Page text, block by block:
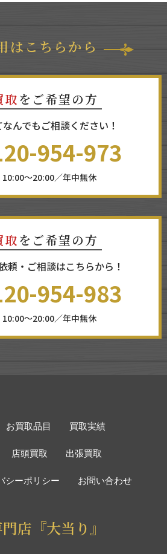
はこちらから
取 をご希望の方
んでもご相談ください！
954-973
10:00～20:00／年中無休
取 をご希望の方
頼・ご相談はこちらから！
954-983
10:00～20:00／年中無休
お買取品目 買取実績
店頭買取 出張買取
シーポリシー お問い合わせ
店『大当り』